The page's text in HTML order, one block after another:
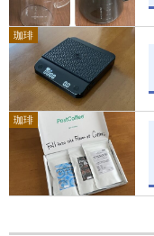
珈琲
珈琲